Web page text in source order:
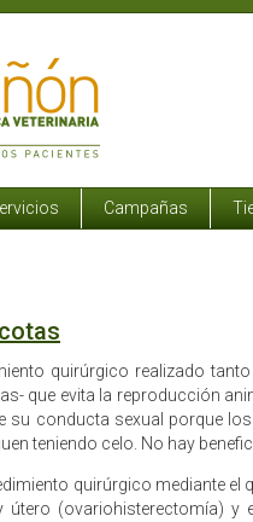
Campañas
quirúrgico realizado
que evita la reproducción
su conducta sexual porque
teniendo celo. No hay
quirúrgico mediante el
útero (ovariohisterectomía)